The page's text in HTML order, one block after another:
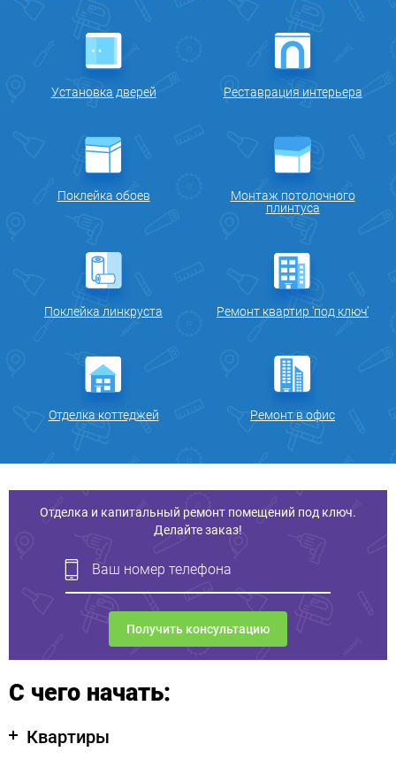
Установка дверей Реставрация интерьера
Поклейка обоев
Монтаж потолочного
плинтуса
Поклейка линкруста Ремонт квартир 'под ключ'
Отделка коттеджей Ремонт в офис
Отделка и капитальный ремонт помещений под ключ.
Делайте заказ!
С чего начать:
Квартиры